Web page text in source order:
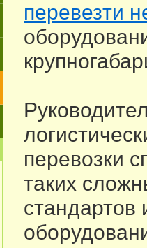
перевезти
перевозки
таких
стандартов